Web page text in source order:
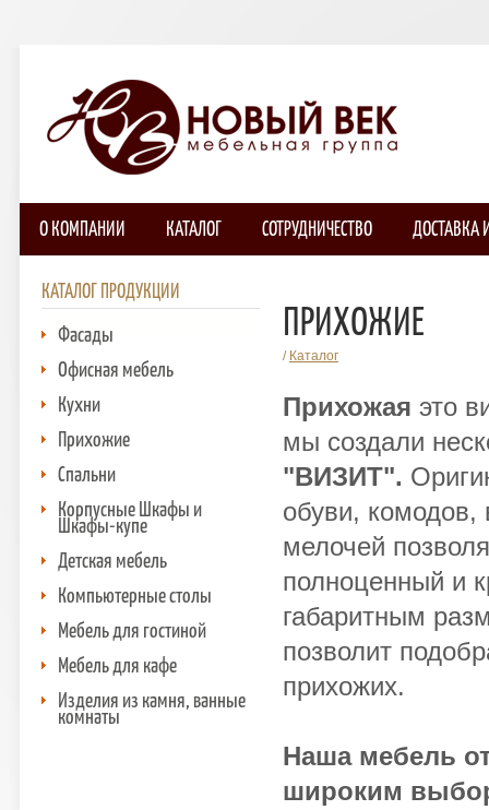
О КОМПАНИИ КАТАЛОГ СОТРУДНИЧЕСТВО ДОСТАВКА
КАТАЛОГ ПРОДУКЦИИ
Фасады
Офисная мебель
Кухни
Прихожие
Спальни
Корпусные Шкафы и
Шкафы-купе
Детская мебель
Компьютерные столы
Мебель для гостиной
Мебель для кафе
Изделия из камня, ванные
комнаты
ПРИХОЖИЕ
/ Каталог
Прихожая это
мы создали
"ВИЗИТ".
обуви, комодов,
мелочей
полноценный и
габаритным
позволит
прихожих.
Наша мебель
широким